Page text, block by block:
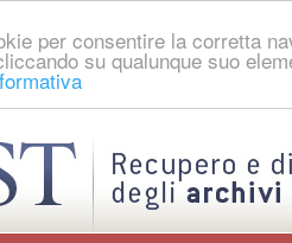
per consentire la corretta
su qualunque suo